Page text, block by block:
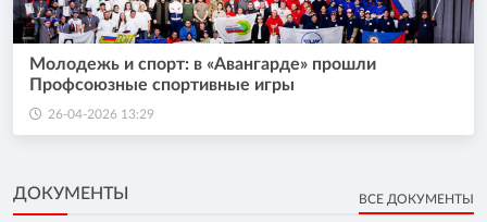
Молодежь и спорт: в «Авангарде» прошли
Профсоюзные спортивные игры
26-04-2026 13:29
ДОКУМЕНТЫ ВСЕ ДОКУМЕНТЫ